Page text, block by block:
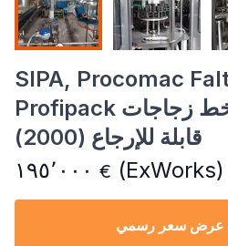
SIPA, Procomac
Profipack خط زجاجات PET غير
قابلة للإرجاع (2000)
١٩٥٬٠٠٠ € (ExWorks)
عرض سعر رسمي